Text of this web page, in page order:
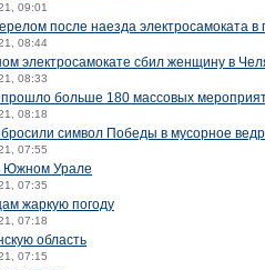
09:01
после наезда электросамоката в
08:44
электросамокате сбил женщину в
08:33
больше 180 массовых
08:18
символ Победы в мусорное
07:55
Южном Урале
07:35
жаркую погоду
07:18
область
07:15